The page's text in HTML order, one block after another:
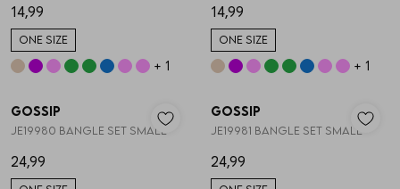
14,99
+ 1
ONE SIZE
14,99
+ 1
ONE SIZE
1/2
Gossip
JE19980 BANGLE SET SMALL
24,99
1/2
Gossip
JE19981 BANGLE SET SMALL
24,99